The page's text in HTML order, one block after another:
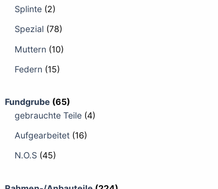
Splinte (2)
Spezial (78)
Muttern (10)
Federn (15)
Fundgrube (65)
gebrauchte Teile (4)
Aufgearbeitet (16)
N.O.S (45)